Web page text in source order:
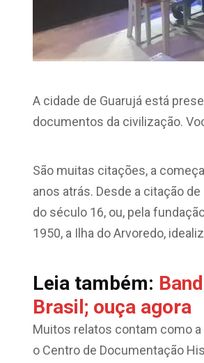
A cidade de Guarujá está
documentos da civilização.
São muitas citações, a
anos atrás. Desde a citação
do século 16, ou, pela
1950, a Ilha do Arvoredo,
Leia também:
Brasil; ouça agora
Muitos relatos contam como a
o Centro de Documentação